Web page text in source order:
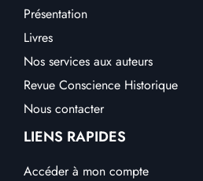
Présentation
Livres
Nos services aux auteurs
Revue Conscience Historique
Nous contacter
LIENS RAPIDES
Accéder à mon compte